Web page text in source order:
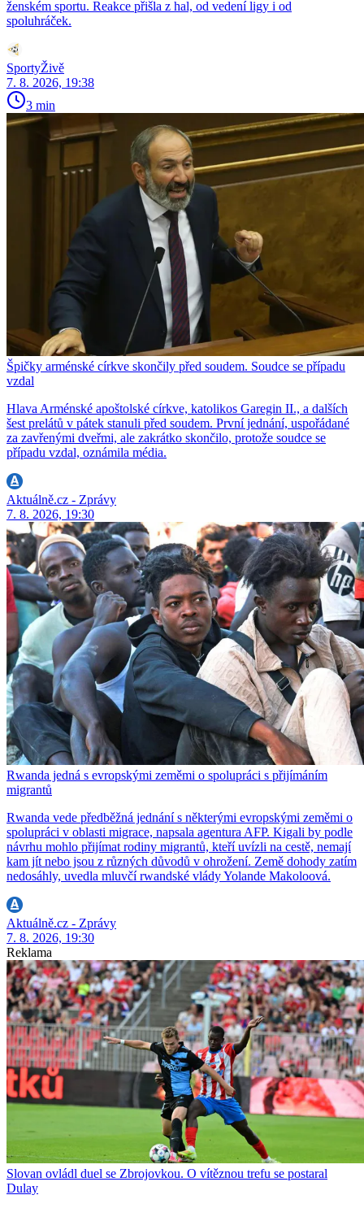
ženském sportu. Reakce přišla z hal, od vedení ligy i od
spoluhráček.
SportyŽivě
7. 8. 2026, 19:38
3 min
Špičky arménské církve skončily před soudem. Soudce se případu
vzdal
Hlava Arménské apoštolské církve, katolikos Garegin II., a dalších
šest prelátů v pátek stanuli před soudem. První jednání, uspořádané
za zavřenými dveřmi, ale zakrátko skončilo, protože soudce se
případu vzdal, oznámila média.
Aktuálně.cz - Zprávy
7. 8. 2026, 19:30
Rwanda jedná s evropskými zeměmi o spolupráci s přijímáním
migrantů
Rwanda vede předběžná jednání s některými evropskými zeměmi o
spolupráci v oblasti migrace, napsala agentura AFP. Kigali by podle
návrhu mohlo přijímat rodiny migrantů, kteří uvízli na cestě, nemají
kam jít nebo jsou z různých důvodů v ohrožení. Země dohody zatím
nedosáhly, uvedla mluvčí rwandské vlády Yolande Makoloová.
Aktuálně.cz - Zprávy
7. 8. 2026, 19:30
Reklama
Slovan ovládl duel se Zbrojovkou. O vítěznou trefu se postaral
Dulay